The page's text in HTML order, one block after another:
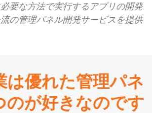
要な方法で実行するアプリの開発
の管理パネル開発サービスを提供
は優れた管理パネ
のが好きなのです